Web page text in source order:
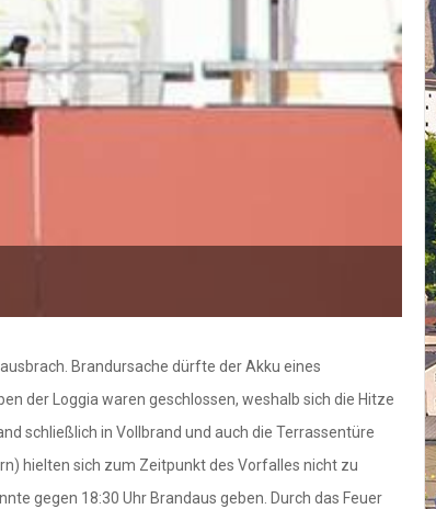
Brandursache dürfte der Akku eines
der Loggia waren geschlossen, weshalb sich die Hitze
schließlich in Vollbrand und auch die Terrassentüre
hielten sich zum Zeitpunkt des Vorfalles nicht zu
gegen 18:30 Uhr Brandaus geben. Durch das Feuer